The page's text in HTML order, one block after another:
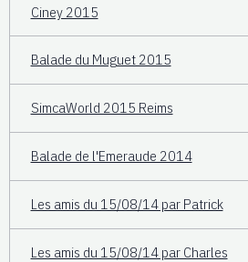
Ciney 2015
Balade du Muguet 2015
SimcaWorld 2015 Reims
Balade de l'Emeraude 2014
Les amis du 15/08/14 par Patrick
Les amis du 15/08/14 par Charles